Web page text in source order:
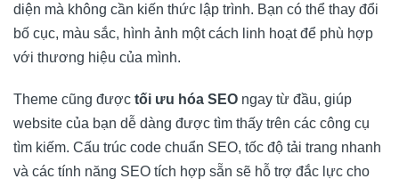
diện mà không cần kiến thức lập trình. Bạn có thể thay đổi
bố cục, màu sắc, hình ảnh một cách linh hoạt để phù hợp
với thương hiệu của mình.
Theme cũng được tối ưu hóa SEO ngay từ đầu, giúp
website của bạn dễ dàng được tìm thấy trên các công cụ
tìm kiếm. Cấu trúc code chuẩn SEO, tốc độ tải trang nhanh
và các tính năng SEO tích hợp sẵn sẽ hỗ trợ đắc lực cho